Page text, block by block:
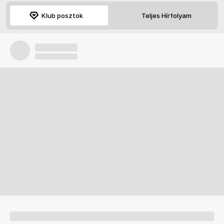
Klub posztok Teljes Hírfolyam